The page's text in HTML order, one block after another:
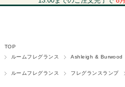
TOP
ルームフレグランス
Ashleigh & Burwood
ルームフレグランス フレグランスランプ